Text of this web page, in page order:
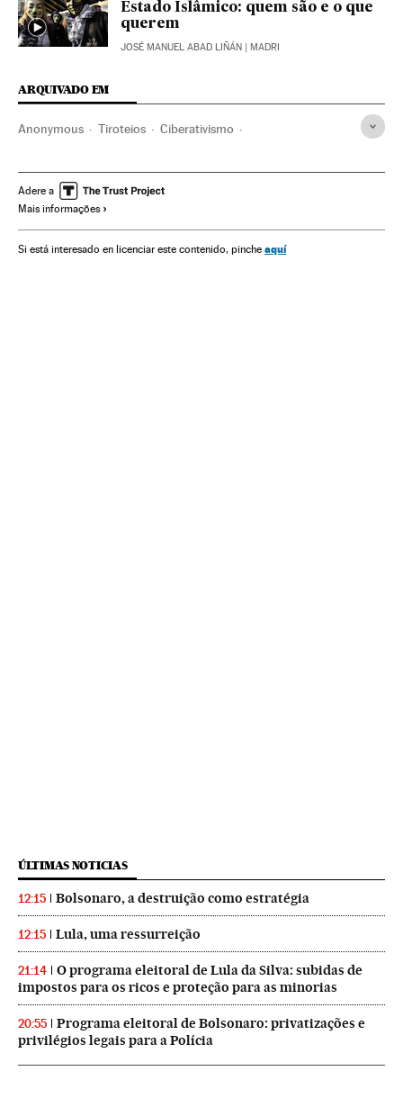
Estado Islâmico: quem são e o que
querem
JOSÉ MANUEL ABAD LIÑÁN | MADRI
ARQUIVADO EM
Anonymous Tiroteios Ciberativismo
Atentados mortais Bataclan
Conflito Sunitas e Xiitas
terrorismo islâmico Jihadismo Islã Europa Ocidental
Adere a
Mais informações
Si está interesado en licenciar este contenido, pinche aquí
ÚLTIMAS NOTICIAS
12:15 Bolsonaro, a destruição como estratégia
12:15 Lula, uma ressurreição
21:14
O programa eleitoral de Lula da Silva: subidas de
impostos para os ricos e proteção para as minorias
20:55
Programa eleitoral de Bolsonaro: privatizações e
privilégios legais para a Polícia